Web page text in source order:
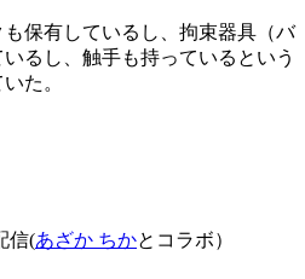
保有しているし、拘束器具（バ
るし、触手も持っているという
た。
信(あざか ちかとコラボ）